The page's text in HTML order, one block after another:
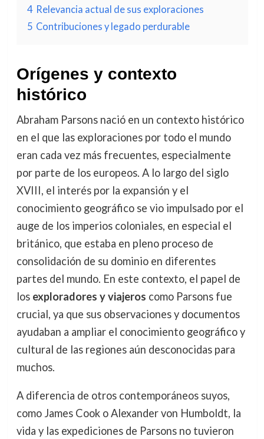
4 Relevancia actual de sus exploraciones
5 Contribuciones y legado perdurable
Orígenes y contexto
histórico
Abraham Parsons nació en un contexto histórico
en el que las exploraciones por todo el mundo
eran cada vez más frecuentes, especialmente
por parte de los europeos. A lo largo del siglo
XVIII, el interés por la expansión y el
conocimiento geográfico se vio impulsado por el
auge de los imperios coloniales, en especial el
británico, que estaba en pleno proceso de
consolidación de su dominio en diferentes
partes del mundo. En este contexto, el papel de
los exploradores y viajeros como Parsons fue
crucial, ya que sus observaciones y documentos
ayudaban a ampliar el conocimiento geográfico y
cultural de las regiones aún desconocidas para
muchos.
A diferencia de otros contemporáneos suyos,
como James Cook o Alexander von Humboldt, la
vida y las expediciones de Parsons no tuvieron